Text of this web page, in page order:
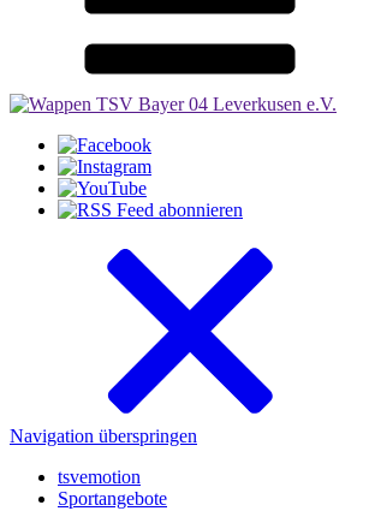
Navigation überspringen
tsvemotion
Sportangebote